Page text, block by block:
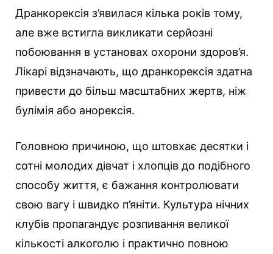
Дранкорексія з’явилася кілька років тому,
але вже встигла викликати серйозні
побоювання в установах охорони здоров’я.
Лікарі відзначають, що дранкорексія здатна
привести до більш масштабних жертв, ніж
булімія або анорексія.
Головною причиною, що штовхає десятки і
сотні молодих дівчат і хлопців до подібного
способу життя, є бажання контролювати
свою вагу і швидко п’яніти. Культура нічних
клубів пропагандує розпивання великої
кількості алкоголю і практично повною